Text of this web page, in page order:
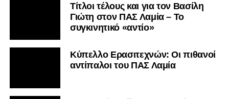
Τίτλοι τέλους και για τον Βασίλη
Γιώτη στον ΠΑΣ Λαμία – Το
συγκινητικό «αντίο»
Κύπελλο Ερασιτεχνών: Οι πιθανοί
αντίπαλοι του ΠΑΣ Λαμία